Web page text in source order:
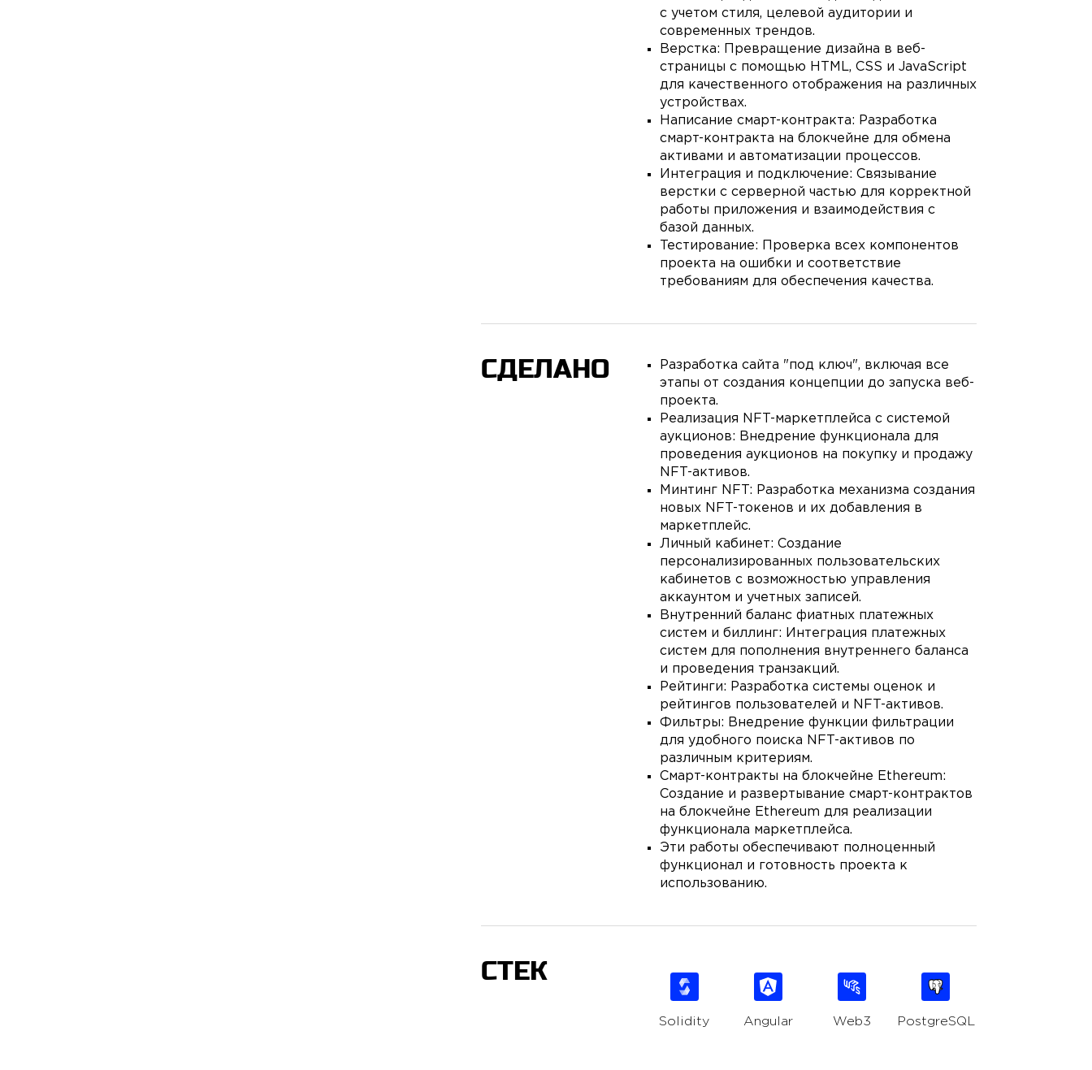
с учетом стиля, целевой аудитории и
современных трендов.
Верстка: Превращение дизайна в веб-
страницы с помощью HTML, CSS и JavaScript
для качественного отображения на различных
устройствах.
Написание смарт-контракта: Разработка
смарт-контракта на блокчейне для обмена
активами и автоматизации процессов.
Интеграция и подключение: Связывание
верстки с серверной частью для корректной
работы приложения и взаимодействия с
базой данных.
Тестирование: Проверка всех компонентов
проекта на ошибки и соответствие
требованиям для обеспечения качества.
СДЕЛАНО
Разработка сайта "под ключ", включая все
этапы от создания концепции до запуска веб-
проекта.
Реализация NFT-маркетплейса с системой
аукционов: Внедрение функционала для
проведения аукционов на покупку и продажу
NFT-активов.
Минтинг NFT: Разработка механизма создания
новых NFT-токенов и их добавления в
маркетплейс.
Личный кабинет: Создание
персонализированных пользовательских
кабинетов с возможностью управления
аккаунтом и учетных записей.
Внутренний баланс фиатных платежных
систем и биллинг: Интеграция платежных
систем для пополнения внутреннего баланса
и проведения транзакций.
Рейтинги: Разработка системы оценок и
рейтингов пользователей и NFT-активов.
Фильтры: Внедрение функции фильтрации
для удобного поиска NFT-активов по
различным критериям.
Смарт-контракты на блокчейне Ethereum:
Создание и развертывание смарт-контрактов
на блокчейне Ethereum для реализации
функционала маркетплейса.
Эти работы обеспечивают полноценный
функционал и готовность проекта к
использованию.
СТЕК
Solidity Angular Web3 PostgreSQL